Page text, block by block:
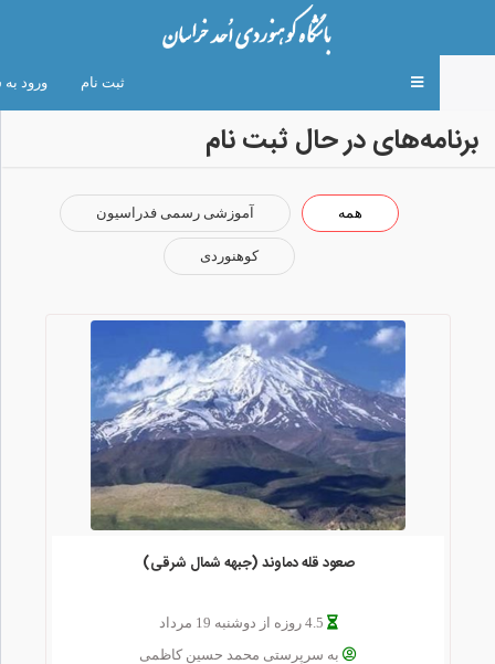
Toggle
ورود به ثبت نام
برنامه‌های در حال ثبت نام
همه آموزشی رسمی فدراسیون
کوهنوردی
صعود قله دماوند (جبهه شمال شرقی)
4.5 روزه از دوشنبه 19 مرداد
به سرپرستی محمد حسین کاظمی